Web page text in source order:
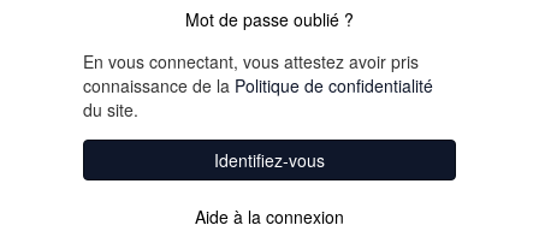
Mot de passe oublié ?
En vous connectant, vous attestez avoir pris
connaissance de la Politique de confidentialité
du site.
Identifiez-vous
Aide à la connexion